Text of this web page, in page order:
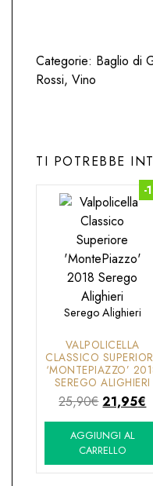
Categorie: Baglio di
Rossi, Vino
TI POTREBBE
-
Serego Alighieri
VALPOLICELLA
CLASSICO
‘MONTEPIAZZO’
SEREGO ALIGHIERI
25,90€Il
prezzo
originale
era:
25,90€.
21,95€
AGGIUNGI AL
CARRELLO